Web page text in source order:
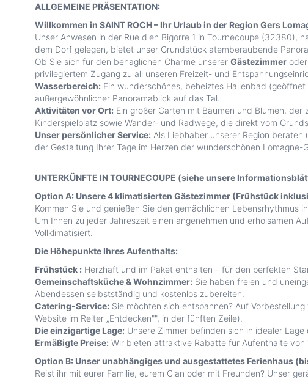
ALLGEMEINE PRÄSENTATION:
Willkommen in SAINT ROCH – Ihr Urlaub in der Region Gers
Unser Anwesen in der Rue d'en Bigorre 1 in Tournecoupe (32380),
dem Dorf gelegen, bietet unser Grundstück atemberaubende
Ob Sie sich für den behaglichen Charme unserer Gästezimmer
privilegiertem Zugang zu all unseren Freizeit- und
Wasserbereich: Ein wunderschönes, beheiztes Hallenbad
außergewöhnlicher Panoramablick auf das Tal.
Aktivitäten vor Ort: Ein großer Garten mit Bäumen und Blumen,
Kinderspielplatz sowie Wander- und Radwege, die direkt vom
Unser persönlicher Service: Als Liebhaber unserer Region
der Gestaltung Ihrer Tage im Herzen der wunderschönen Lomagne-
UNTERKÜNFTE IN TOURNECOUPE (siehe unsere
Option A: Unsere 4 klimatisierten Gästezimmer (Frühstück
Kommen Sie und genießen Sie den gemächlichen Lebensrhythmus
Um Ihnen zu jeder Jahreszeit einen angenehmen und erholsamen
Vollklimatisiert.
Die Höhepunkte Ihres Aufenthalts:
Frühstück : Herzhaft und im Paket enthalten – für den perfekten
Gemeinschaftsküche & Wohnzimmer: Sie haben freien und
Abendessen selbstständig und kostenlos zubereiten.
Catering-Service: Sie möchten sich entspannen? Auf
Website im Reiter „Entdecken"", in der fünften Zeile).
Die einzigartige Lage: Unsere Zimmer befinden sich in idealer
Ermäßigte Preise: Wir bieten attraktive Rabatte für Aufenthalte
Option B: Unser unabhängiges und ausgestattetes Ferienhaus
Reist ihr mit eurer Familie, eurem Clan oder mit Freunden? Unser